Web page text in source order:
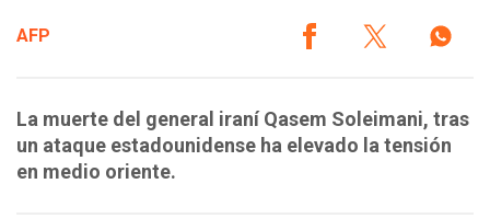
AFP
La muerte del general iraní Qasem Soleimani, tras
un ataque estadounidense ha elevado la tensión
en medio oriente.